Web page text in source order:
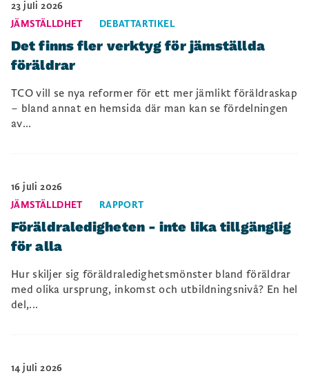
23 juli 2026
JÄMSTÄLLDHET
DEBATTARTIKEL
Det finns fler verktyg för jämställda
föräldrar
TCO vill se nya reformer för ett mer jämlikt föräldraskap
– bland annat en hemsida där man kan se fördelningen
av...
16 juli 2026
JÄMSTÄLLDHET
RAPPORT
Föräldraledigheten - inte lika tillgänglig
för alla
Hur skiljer sig föräldraledighetsmönster bland föräldrar
med olika ursprung, inkomst och utbildningsnivå? En hel
del,...
14 juli 2026